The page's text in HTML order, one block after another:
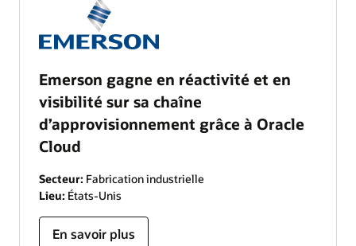
Emerson gagne en réactivité et en
visibilité sur sa chaîne
d’approvisionnement grâce à Oracle
Cloud
Secteur: Fabrication industrielle
Lieu: États-Unis
En savoir plus